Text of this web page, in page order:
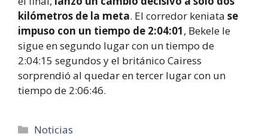
kilómetros de la meta. El corredor keniata se
impuso con un tiempo de 2:04:01, Bekele le
sigue en segundo lugar con un tiempo de
2:04:15 segundos y el británico Cairess
sorprendió al quedar en tercer lugar con un
tiempo de 2:06:46.
Categorías
Noticias